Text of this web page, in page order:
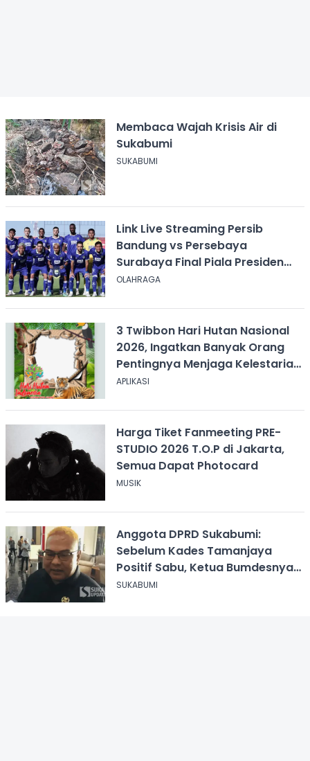
Membaca Wajah Krisis Air di
Sukabumi
SUKABUMI
Link Live Streaming Persib
Bandung vs Persebaya
Surabaya Final Piala Presiden
2026, Kick-off Pukul 20.00 WIB
OLAHRAGA
3 Twibbon Hari Hutan Nasional
2026, Ingatkan Banyak Orang
Pentingnya Menjaga Kelestarian
Hutan
APLIKASI
Harga Tiket Fanmeeting PRE-
STUDIO 2026 T.O.P di Jakarta,
Semua Dapat Photocard
MUSIK
Anggota DPRD Sukabumi:
Sebelum Kades Tamanjaya
Positif Sabu, Ketua Bumdesnya
Juga Terjerat Dugaan Narkoba
SUKABUMI